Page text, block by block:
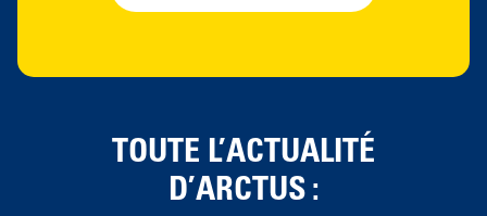
TOUTE L’ACTUALITÉ
D’ARCTUS :